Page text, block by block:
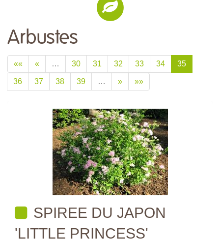
Arbustes
«« « … 30 31 32 33 34 35
36 37 38 39 … » »»
SPIREE DU JAPON
'LITTLE PRINCESS'